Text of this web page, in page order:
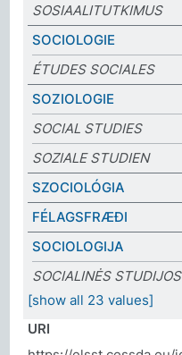
SOSIAALITUTKIMUS
SOCIOLOGIE
ÉTUDES SOCIALES
SOZIOLOGIE
SOCIAL STUDIES
SOZIALE STUDIEN
SZOCIOLÓGIA
FÉLAGSFRÆÐI
SOCIOLOGIJA
SOCIALINĖS STUDIJOS
[show all 23 values]
URI